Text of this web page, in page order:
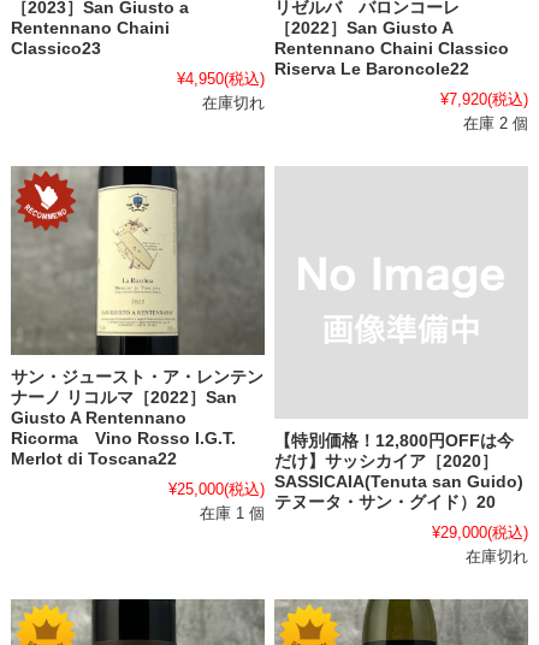
［2023］San Giusto a
Rentennano Chaini
Classico23
¥4,950(税込)
在庫切れ
リゼルバ バロンコーレ
［2022］San Giusto A
Rentennano Chaini Classico
Riserva Le Baroncole22
¥7,920(税込)
在庫 2 個
サン・ジュースト・ア・レンテン
ナーノ リコルマ［2022］San
Giusto A Rentennano
Ricorma Vino Rosso I.G.T.
Merlot di Toscana22
¥25,000(税込)
在庫 1 個
【特別価格！12,800円OFFは今
だけ】サッシカイア［2020］
SASSICAIA(Tenuta san Guido)
テヌータ・サン・グイド）20
¥29,000(税込)
在庫切れ